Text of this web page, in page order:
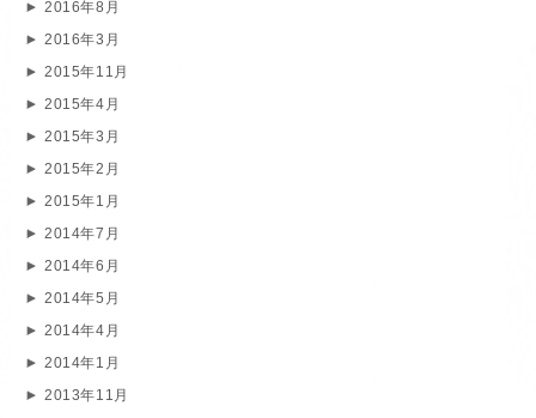
2016年8月
2016年3月
2015年11月
2015年4月
2015年3月
2015年2月
2015年1月
2014年7月
2014年6月
2014年5月
2014年4月
2014年1月
2013年11月